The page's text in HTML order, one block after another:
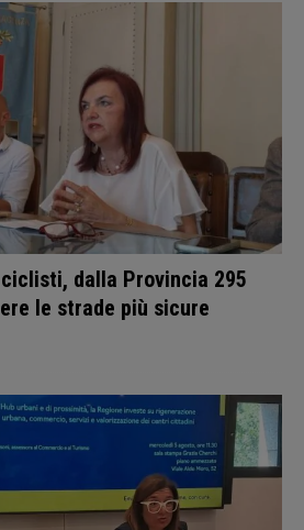
dalla Provincia 295
le strade più sicure